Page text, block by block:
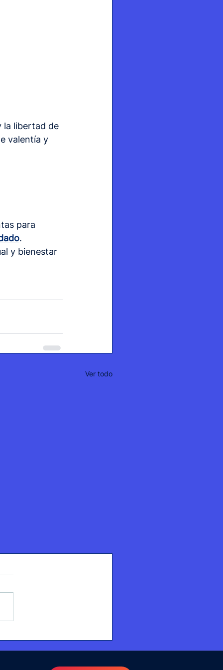
la libertad de
valentía y
para
.
y bienestar
Ver todo